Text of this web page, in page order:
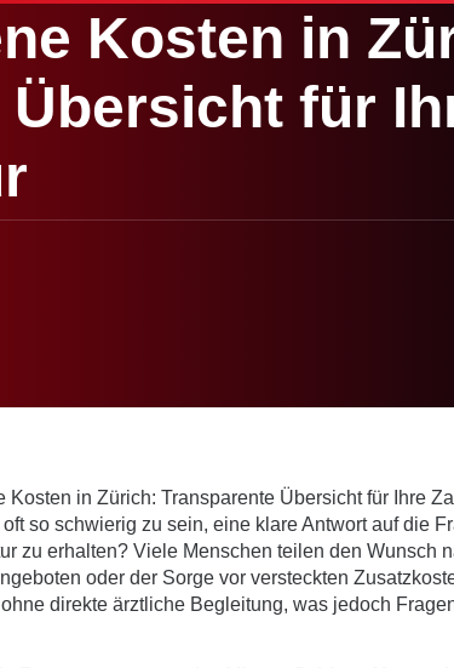
Kosten in
für
so schwierig zu sein, eine klare Antwort auf die
zu erhalten? Viele Menschen teilen den Wunsch
oder der Sorge vor versteckten
direkte ärztliche Begleitung, was jedoch